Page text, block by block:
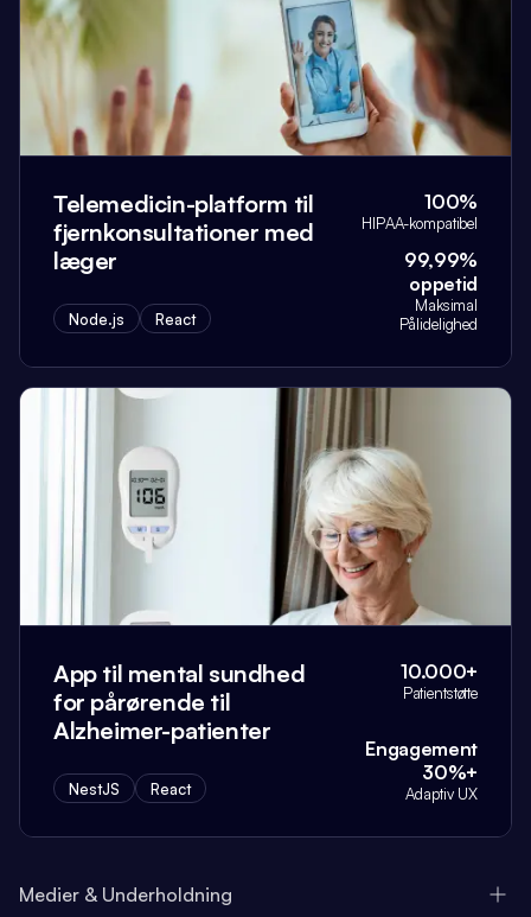
Telemedicin-platform til
fjernkonsultationer med
læger
Node.js React
100%
HIPAA-kompatibel
99,99%
oppetid
Maksimal
Pålidelighed
App til mental sundhed
for pårørende til
Alzheimer-patienter
NestJS React
10.000+
Patientstøtte
Engagement
30%+
Adaptiv UX
Medier & Underholdning